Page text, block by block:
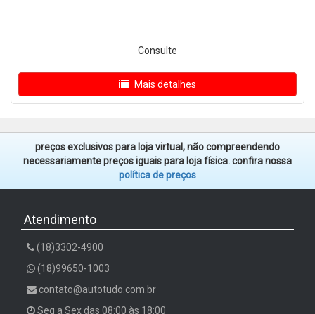
Consulte
Mais detalhes
preços exclusivos para loja virtual, não compreendendo
necessariamente preços iguais para loja física. confira nossa
política de preços
Atendimento
(18)3302-4900
(18)99650-1003
contato@autotudo.com.br
Seg a Sex das 08:00 às 18:00